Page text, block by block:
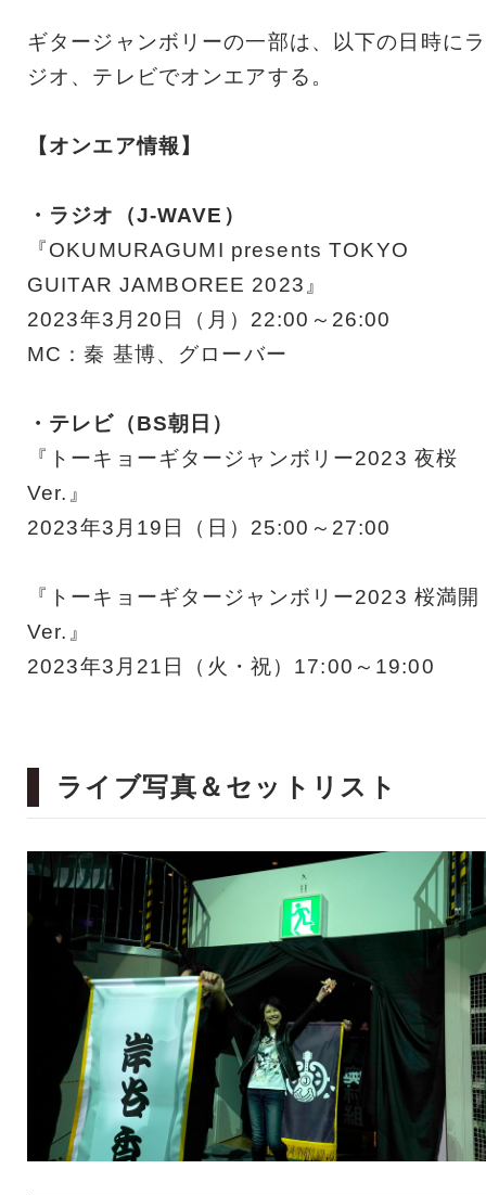
ギタージャンボリーの一部は、以下の日時にラ
ジオ、テレビでオンエアする。
【オンエア情報】
・ラジオ（J-WAVE）
『OKUMURAGUMI presents TOKYO
GUITAR JAMBOREE 2023』
2023年3月20日（月）22:00～26:00
MC：秦 基博、グローバー
・テレビ（BS朝日）
『トーキョーギタージャンボリー2023 夜桜
Ver.』
2023年3月19日（日）25:00～27:00
『トーキョーギタージャンボリー2023 桜満開
Ver.』
2023年3月21日（火・祝）17:00～19:00
ライブ写真＆セットリスト